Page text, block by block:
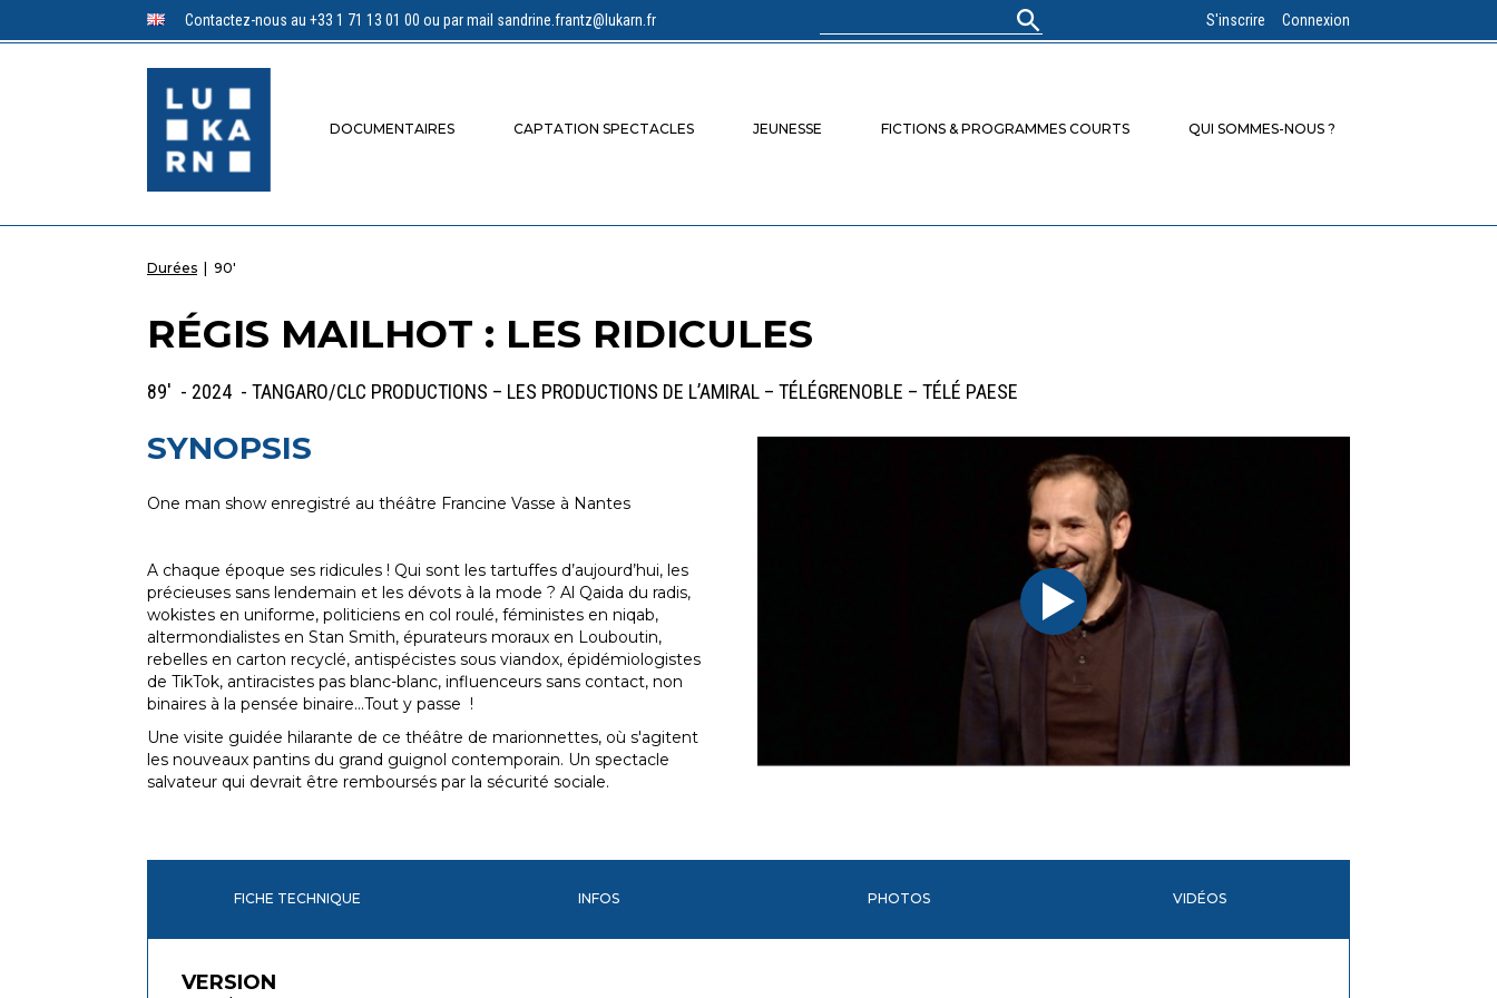
Contactez-nous au +33 1 71 13 01 00 ou par mail sandrine.frantz@lukarn.fr S'inscrire Connexion
DOCUMENTAIRES CAPTATION SPECTACLES JEUNESSE FICTIONS & PROGRAMMES COURTS QUI SOMMES-NOUS ?
Durées | 90'
RÉGIS MAILHOT : LES RIDICULES
89' - 2024 - TANGARO/CLC PRODUCTIONS – LES PRODUCTIONS DE L’AMIRAL – TÉLÉGRENOBLE – TÉLÉ PAESE
SYNOPSIS
One man show enregistré au théâtre Francine Vasse à Nantes
A chaque époque ses ridicules ! Qui sont les tartuffes d’aujourd’hui, les
précieuses sans lendemain et les dévots à la mode ? Al Qaida du radis,
wokistes en uniforme, politiciens en col roulé, féministes en niqab,
altermondialistes en Stan Smith, épurateurs moraux en Louboutin,
rebelles en carton recyclé, antispécistes sous viandox, épidémiologistes
de TikTok, antiracistes pas blanc-blanc, influenceurs sans contact, non
binaires à la pensée binaire...Tout y passe !
Une visite guidée hilarante de ce théâtre de marionnettes, où s'agitent
les nouveaux pantins du grand guignol contemporain. Un spectacle
salvateur qui devrait être remboursés par la sécurité sociale.
FICHE TECHNIQUE INFOS PHOTOS VIDÉOS
VERSION